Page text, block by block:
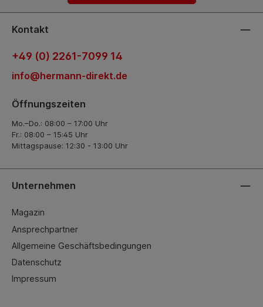
Kontakt
+49 (0) 2261-7099 14
info@hermann-direkt.de
Öffnungszeiten
Mo.–Do.: 08:00 – 17:00 Uhr
Fr.: 08:00 – 15:45 Uhr
Mittagspause: 12:30 - 13:00 Uhr
Unternehmen
Magazin
Ansprechpartner
Allgemeine Geschäftsbedingungen
Datenschutz
Impressum